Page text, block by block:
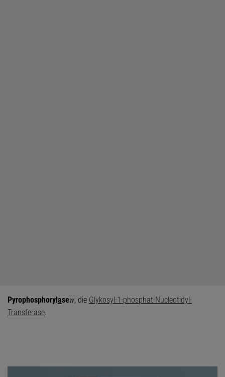
Pyrophosphorylasew, die Glykosyl-1-phosphat-Nucleotidyl-
Transferase.